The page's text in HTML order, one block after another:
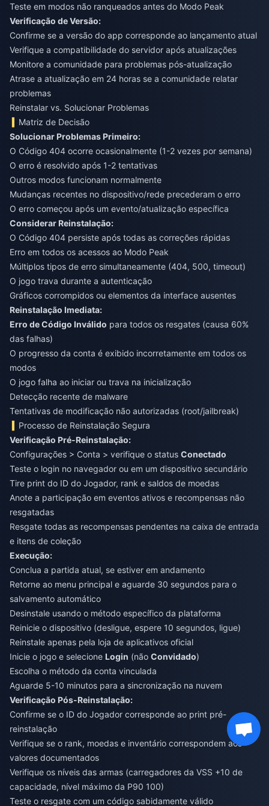
Teste em modos não ranqueados antes do Modo Peak
Verificação de Versão:
Confirme se a versão do app corresponde ao lançamento atual
Verifique a compatibilidade do servidor após atualizações
Monitore a comunidade para problemas pós-atualização
Atrase a atualização em 24 horas se a comunidade relatar
problemas
Reinstalar vs. Solucionar Problemas
Matriz de Decisão
Solucionar Problemas Primeiro:
O Código 404 ocorre ocasionalmente (1-2 vezes por semana)
O erro é resolvido após 1-2 tentativas
Outros modos funcionam normalmente
Mudanças recentes no dispositivo/rede precederam o erro
O erro começou após um evento/atualização específica
Considerar Reinstalação:
O Código 404 persiste após todas as correções rápidas
Erro em todos os acessos ao Modo Peak
Múltiplos tipos de erro simultaneamente (404, 500, timeout)
O jogo trava durante a autenticação
Gráficos corrompidos ou elementos da interface ausentes
Reinstalação Imediata:
Erro de Código Inválido para todos os resgates (causa 60%
das falhas)
O progresso da conta é exibido incorretamente em todos os
modos
O jogo falha ao iniciar ou trava na inicialização
Detecção recente de malware
Tentativas de modificação não autorizadas (root/jailbreak)
Processo de Reinstalação Segura
Verificação Pré-Reinstalação:
Configurações > Conta > verifique o status Conectado
Teste o login no navegador ou em um dispositivo secundário
Tire print do ID do Jogador, rank e saldos de moedas
Anote a participação em eventos ativos e recompensas não
resgatadas
Resgate todas as recompensas pendentes na caixa de entrada
e itens de coleção
Execução:
Conclua a partida atual, se estiver em andamento
Retorne ao menu principal e aguarde 30 segundos para o
salvamento automático
Desinstale usando o método específico da plataforma
Reinicie o dispositivo (desligue, espere 10 segundos, ligue)
Reinstale apenas pela loja de aplicativos oficial
Inicie o jogo e selecione Login (não Convidado)
Escolha o método da conta vinculada
Aguarde 5-10 minutos para a sincronização na nuvem
Verificação Pós-Reinstalação:
Confirme se o ID do Jogador corresponde ao print pré-
reinstalação
Verifique se o rank, moedas e inventário correspondem aos
valores documentados
Verifique os níveis das armas (carregadores da VSS +10 de
capacidade, nível máximo da P90 100)
Teste o resgate com um código sabidamente válido